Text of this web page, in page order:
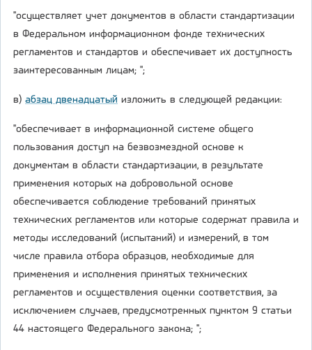
"осуществляет учет документов в области стандартизации
в Федеральном информационном фонде технических
регламентов и стандартов и обеспечивает их доступность
заинтересованным лицам; ";
в) абзац двенадцатый изложить в следующей редакции:
"обеспечивает в информационной системе общего
пользования доступ на безвозмездной основе к
документам в области стандартизации, в результате
применения которых на добровольной основе
обеспечивается соблюдение требований принятых
технических регламентов или которые содержат правила и
методы исследований (испытаний) и измерений, в том
числе правила отбора образцов, необходимые для
применения и исполнения принятых технических
регламентов и осуществления оценки соответствия, за
исключением случаев, предусмотренных пунктом 9 статьи
44 настоящего Федерального закона; ";